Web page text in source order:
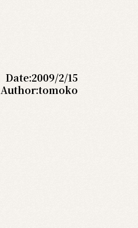
Date:2009/2/15
Author:tomoko